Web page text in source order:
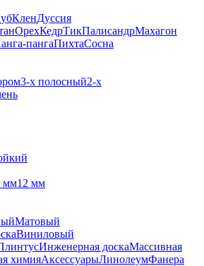
КленДуссия
ОрехКедрТикПалисандрМахагон
пангаПихтаСосна
3-х полосный2-х
мм12 мм
Матовый
Виниловый
Инженерная доскаМассивная
химияАксессуарыЛинолеумФанера